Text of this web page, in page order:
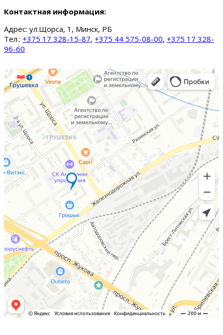
Контактная информация:
Адрес: ул.Щорса, 1, Минск, РБ
Тел.: +375 17 328-15-87, +375 44 575-08-00, +375 17 328-
96-60